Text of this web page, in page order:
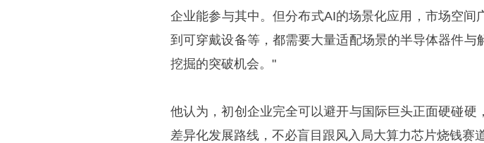
企业能参与其中。但分布式AI的场景化应用，市场空间
到可穿戴设备等，都需要大量适配场景的半导体器件与
挖掘的突破机会。"
他认为，初创企业完全可以避开与国际巨头正面硬碰硬
差异化发展路线，不必盲目跟风入局大算力芯片烧钱赛道